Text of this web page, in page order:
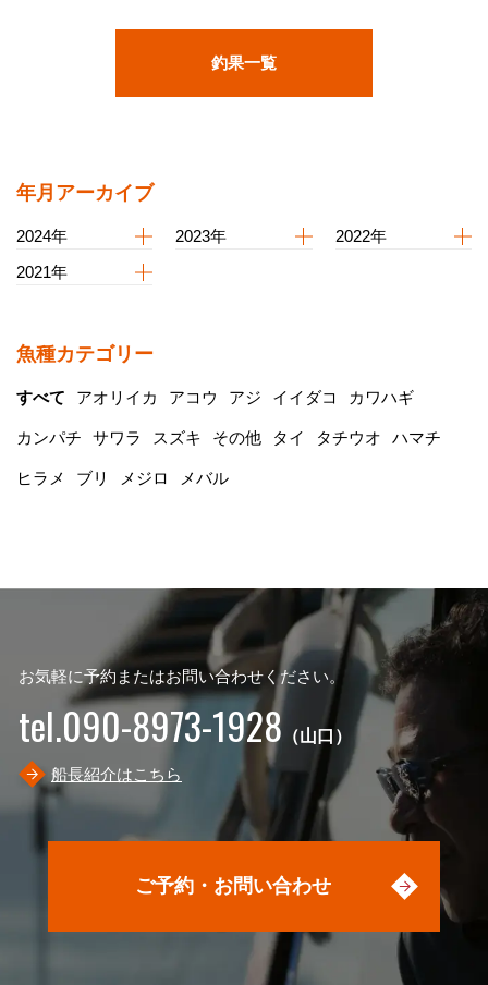
釣果一覧
年月アーカイブ
2024年 2023年
2022年
2021年
魚種カテゴリー
すべて アオリイカ アコウ アジ イイダコ カワハギ
カンパチ サワラ スズキ その他 タイ タチウオ ハマチ
ヒラメ ブリ メジロ メバル
お気軽に予約またはお問い合わせください。
tel.090-8973-1928 （山口）
船長紹介はこちら
ご予約・お問い合わせ